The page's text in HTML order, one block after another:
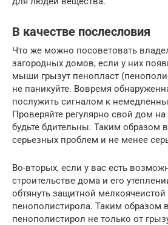
В качестве послесловия
Что же можно посоветовать
загородных домов, если у них
мыши грызут пенопласт
не паникуйте. Вовремя
послужить сигналом к
Проверяйте регулярно свой дом
будьте бдительны. Таким образом
серьезных проблем и не менее
Во-вторых, если у вас есть
строительстве дома и его
обтянуть защитной мелкоячеистой
пенополистирола. Таким образом
пенополистирол не только от